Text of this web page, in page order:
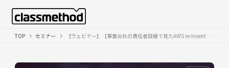
TOP セミナー 【ウェビナー】【事業会社の責任者目線で見たAWS re:Invent 活用術】最新情報を現地でキャッチアップする価値と成果に繋げる方法